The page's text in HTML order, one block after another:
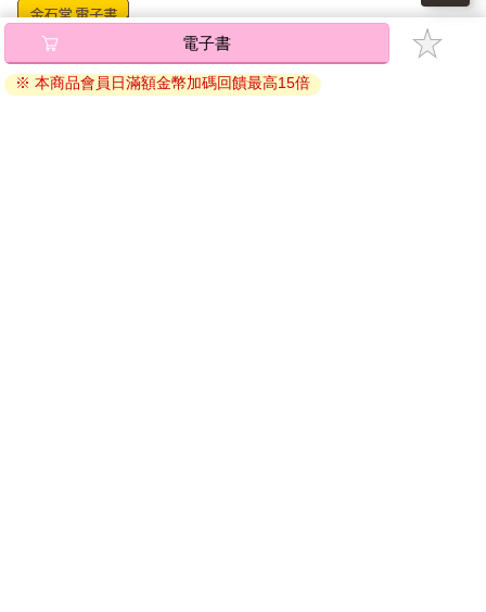
注意或挑起權力鬥爭之類的行為。那麼，我手裡拿著槍溝通又有
哪裡不對了？否則要怎麼樣維護法律和秩序？
哲學家 面對孩子的脫序行為時，父母或教育工作者應該做的是
將儲存於會員中心→電子書服務「我的e書櫃」，點選線上
閱讀直接開啟閱讀。
線上閱讀：